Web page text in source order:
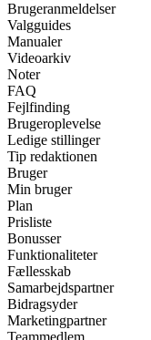
Brugeranmeldelser
Valgguides
Manualer
Videoarkiv
Noter
FAQ
Fejlfinding
Brugeroplevelse
Ledige stillinger
Tip redaktionen
Bruger
Min bruger
Plan
Prisliste
Bonusser
Funktionaliteter
Fællesskab
Samarbejdspartner
Bidragsyder
Marketingpartner
Teammedlem